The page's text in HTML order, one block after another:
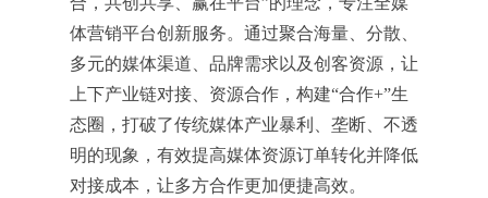
体营销平台创新服务。通过聚合海量、分散、
多元的媒体渠道、品牌需求以及创客资源，让
上下产业链对接、资源合作，构建“合作+”生
态圈，打破了传统媒体产业暴利、垄断、不透
明的现象，有效提高媒体资源订单转化并降低
对接成本，让多方合作更加便捷高效。